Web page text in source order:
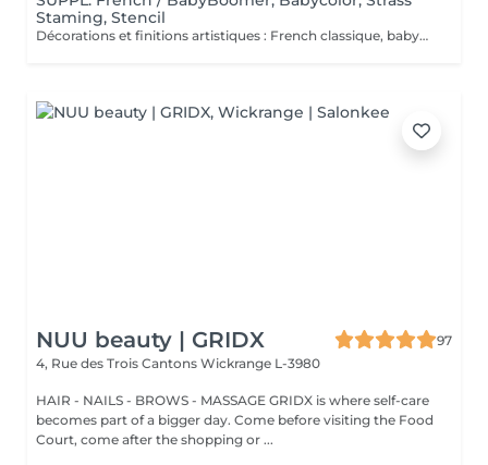
Staming, Stencil
Décorations et finitions artistiques : French classique, babyboomer, dégradés de couleur, strass, effets chrome, stamping ou stencil. Ces prestations sont des suppléments optionnels, à ajouter au moment de la prise de rendez-vous ou directement au salon selon le choix final de la cliente. Le tarif peut varier selon la complexité du design ou le nombre d'ongles décorés.
NUU beauty | GRIDX
97
4, Rue des Trois Cantons Wickrange L-3980
HAIR - NAILS - BROWS - MASSAGE GRIDX is where self-care
becomes part of a bigger day. Come before visiting the Food
Court, come after the shopping or ...